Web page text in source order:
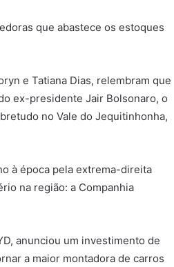
que abastece os estoques
e Tatiana Dias, relembram que
ex-presidente Jair Bolsonaro, o
no Vale do Jequitinhonha,
à época pela extrema-direita
na região: a Companhia
anunciou um investimento de
a maior montadora de carros